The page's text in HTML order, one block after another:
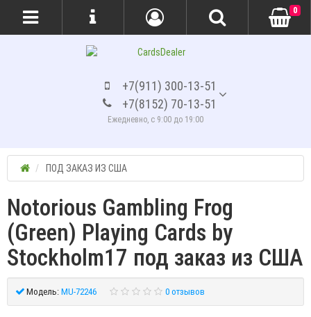
+7(911) 300-13-51
+7(8152) 70-13-51
Ежедневно, с 9:00 до 19:00
0
ПОД ЗАКАЗ ИЗ США
Notorious Gambling Frog
(Green) Playing Cards by
Stockholm17 под заказ из США
Модель: MU-72246 0 отзывов